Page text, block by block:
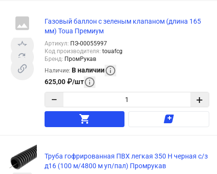
Газовый баллон с зеленым клапаном (длина 165
мм) Toua Премиум
Артикул: ПЭ-00055997
Код производителя: touafcg
Бренд: ПромРукав
Наличие: В наличии
625,00 ₽/шт
− +
Труба гофрированная ПВХ легкая 350 Н черная с/з
д16 (100 м/4800 м уп/пал) Промрукав